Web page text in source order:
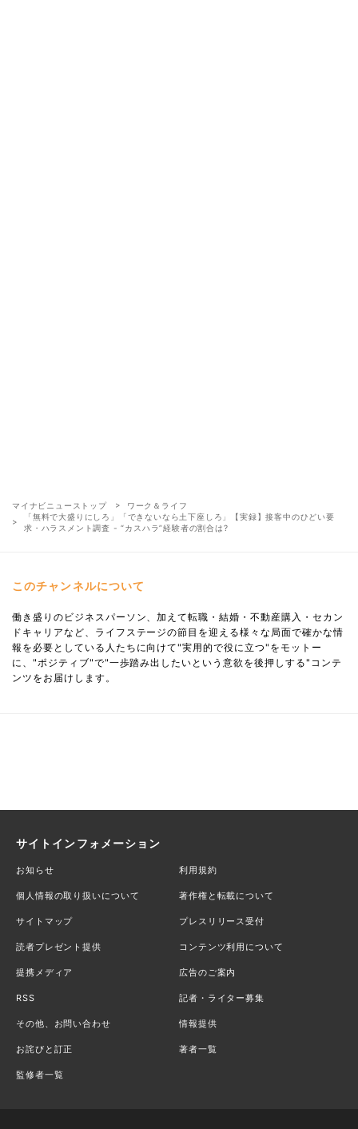
マイナビニューストップ
ワーク＆ライフ
「無料で大盛りにしろ」「できないなら土下座しろ」【実録】接客中のひどい要
求・ハラスメント調査 - “カスハラ”経験者の割合は?
このチャンネルについて
働き盛りのビジネスパーソン、加えて転職・結婚・不動産購入・セカン
ドキャリアなど、ライフステージの節目を迎える様々な局面で確かな情
報を必要としている人たちに向けて"実用的で役に立つ"をモットー
に、"ポジティブ"で"一歩踏み出したいという意欲を後押しする"コンテ
ンツをお届けします。
サイトインフォメーション
お知らせ 利用規約
個人情報の取り扱いについて 著作権と転載について
サイトマップ プレスリリース受付
読者プレゼント提供 コンテンツ利用について
提携メディア 広告のご案内
RSS 記者・ライター募集
その他、お問い合わせ 情報提供
お詫びと訂正 著者一覧
監修者一覧